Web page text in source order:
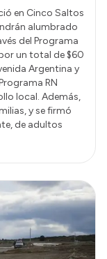
en Cinco Saltos
alumbrado
del Programa
un total de $60
Argentina y
RN
local. Además,
y se firmó
de adultos